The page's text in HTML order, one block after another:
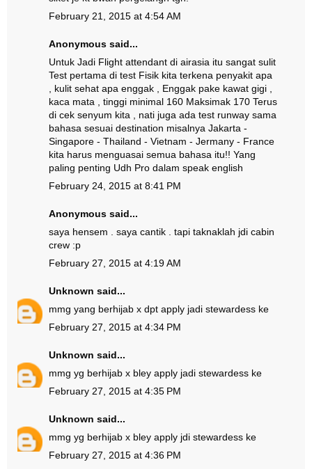
February 21, 2015 at 4:54 AM
Anonymous said...
Untuk Jadi Flight attendant di airasia itu sangat sulit
Test pertama di test Fisik kita terkena penyakit apa
, kulit sehat apa enggak , Enggak pake kawat gigi ,
kaca mata , tinggi minimal 160 Maksimak 170 Terus
di cek senyum kita , nati juga ada test runway sama
bahasa sesuai destination misalnya Jakarta -
Singapore - Thailand - Vietnam - Jermany - France
kita harus menguasai semua bahasa itu!! Yang
paling penting Udh Pro dalam speak english
February 24, 2015 at 8:41 PM
Anonymous said...
saya hensem . saya cantik . tapi taknaklah jdi cabin
crew :p
February 27, 2015 at 4:19 AM
Unknown said...
mmg yang berhijab x dpt apply jadi stewardess ke
February 27, 2015 at 4:34 PM
Unknown said...
mmg yg berhijab x bley apply jadi stewardess ke
February 27, 2015 at 4:35 PM
Unknown said...
mmg yg berhijab x bley apply jdi stewardess ke
February 27, 2015 at 4:36 PM